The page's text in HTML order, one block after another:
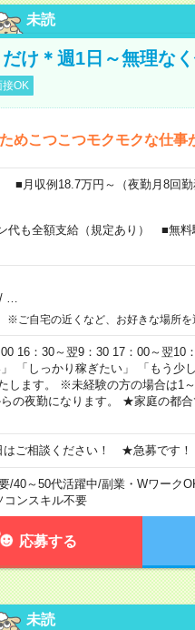
未読
け＊週1日～無理な
OK
めこつこつモクモクな仕事
■月収例18.7万円～（夜勤月8回勤
も全額支給（規定あり） ■無料
/
ご自宅の近くなど、お好きな場所を
16：30～翌9：30 17：00～翌
「しっかり稼ぎたい」 「もう少
します。 ※未経験の方の場合は1
の夜勤になります。 ★家庭の都合
はご相談ください！ ★急募です！
/40～50代活躍中/副業・Wワーク
コンスキル不要
応募する
未読